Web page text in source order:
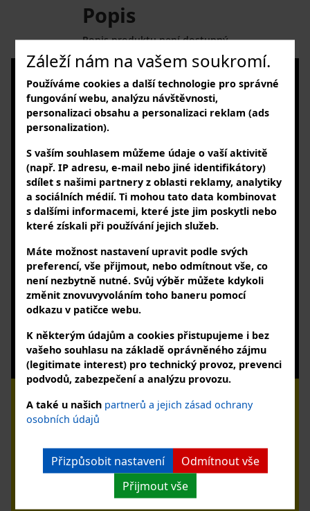
Záleží nám na vašem soukromí.
Používáme cookies a další technologie pro správné
fungování webu, analýzu návštěvnosti,
personalizaci obsahu a personalizaci reklam (ads
personalization).
S vaším souhlasem můžeme údaje o vaší aktivitě
(např. IP adresu, e-mail nebo jiné identifikátory)
sdílet s našimi partnery z oblasti reklamy, analytiky
a sociálních médií. Ti mohou tato data kombinovat
s dalšími informacemi, které jste jim poskytli nebo
které získali při používání jejich služeb.
Máte možnost nastavení upravit podle svých
preferencí, vše přijmout, nebo odmítnout vše, co
není nezbytně nutné. Svůj výběr můžete kdykoli
změnit znovuvyvoláním toho baneru pomocí
odkazu v patičce webu.
K některým údajům a cookies přistupujeme i bez
vašeho souhlasu na základě oprávněného zájmu
(legitimate interest) pro technický provoz, prevenci
podvodů, zabezpečení a analýzu provozu.
A také u našich partnerů a jejich zásad ochrany
osobních údajů
Přizpůsobit nastavení
Odmítnout vše
Přijmout vše
Popis
Popis produktu není dostupný
NAVŠTIVTE NÁS
v našem showroomu
Buk 37, 262 31 Milín - Buk
PO – PÁ: 7:30 – 16:00 hod.
SLEDUJTE NÁS
na sociálních sítích
KONTAKTUJTE NÁS
telefonicky nebo e-mailem
info@powerheat.cz, info@bohemianoil.cz
PŘIHLAŠTE SE K NÁM
a k odběru našeho newsletteru
Souhlasím se zpracováním osobních údajů
Zobrazit zásady zpracování osobních údajů
Bohemian Oil s.r.o.